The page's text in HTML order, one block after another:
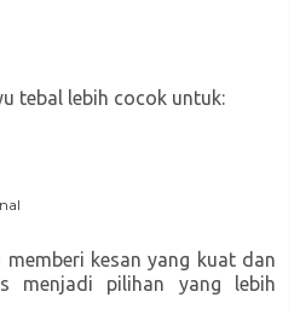
tebal lebih cocok untuk:
kesan yang kuat dan
menjadi pilihan yang lebih